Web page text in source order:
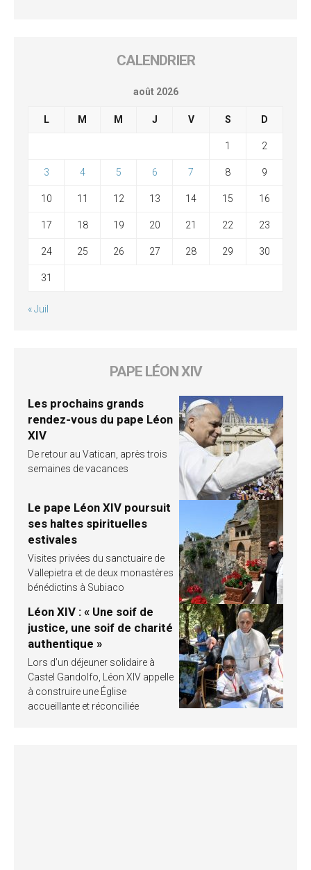
CALENDRIER
août 2026
L M M J V S D
1 2
3 4 5 6 7 8 9
10 11 12 13 14 15 16
17 18 19 20 21 22 23
24 25 26 27 28 29 30
31
« Juil
PAPE LÉON XIV
Les prochains grands
rendez-vous du pape Léon
XIV
De retour au Vatican, après trois
semaines de vacances
Le pape Léon XIV poursuit
ses haltes spirituelles
estivales
Visites privées du sanctuaire de
Vallepietra et de deux monastères
bénédictins à Subiaco
Léon XIV : « Une soif de
justice, une soif de charité
authentique »
Lors d’un déjeuner solidaire à
Castel Gandolfo, Léon XIV appelle
à construire une Église
accueillante et réconciliée